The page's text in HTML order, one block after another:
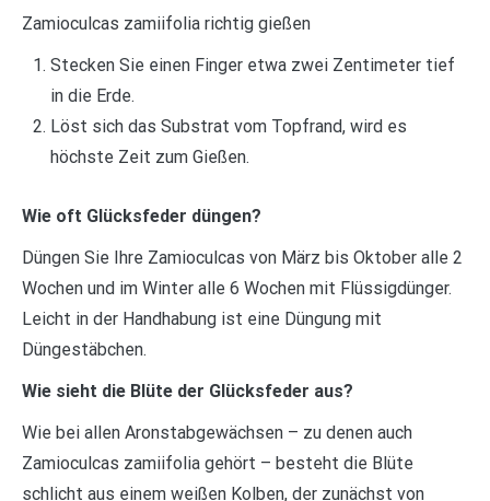
Zamioculcas zamiifolia richtig gießen
Stecken Sie einen Finger etwa zwei Zentimeter tief
in die Erde.
Löst sich das Substrat vom Topfrand, wird es
höchste Zeit zum Gießen.
Wie oft Glücksfeder düngen?
Düngen Sie Ihre Zamioculcas von März bis Oktober alle 2
Wochen und im Winter alle 6 Wochen mit Flüssigdünger.
Leicht in der Handhabung ist eine Düngung mit
Düngestäbchen.
Wie sieht die Blüte der Glücksfeder aus?
Wie bei allen Aronstabgewächsen – zu denen auch
Zamioculcas zamiifolia gehört – besteht die Blüte
schlicht aus einem weißen Kolben, der zunächst von